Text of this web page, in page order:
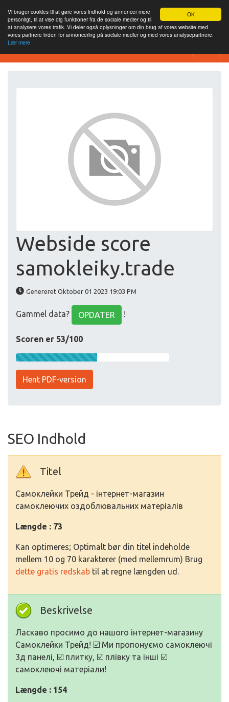
OK
Vi bruger cookies til at gøre vores indhold og annoncer mere
personligt, til at vise dig funktioner fra de sociale medier og til
at analysere vores trafik. Vi deler også oplysninger om din brug af vores website med
vores partnere inden for annoncering på sociale medier og med vores analysepartnere.
Lær mere
SEO Analytics
Webside score
samokleiky.trade
Genereret Oktober 01 2023 19:03 PM
Gammel data? OPDATER !
Scoren er 53/100
Hent PDF-version
SEO Indhold
Titel
Самоклейки Трейд - інтернет-магазин
самоклеючих оздоблювальних матеріалів
Længde : 73
Kan optimeres; Optimalt bør din titel indeholde
mellem 10 og 70 karakterer (med mellemrum) Brug
dette gratis redskab til at regne længden ud.
Beskrivelse
Ласкаво просимо до нашого інтернет-магазину
Самоклейки Трейд! ☑️ Ми пропонуємо самоклеючі
3д панелі, ☑️ плитку, ☑️ плівку та інші ☑️
самоклеючі матеріали!
Længde : 154